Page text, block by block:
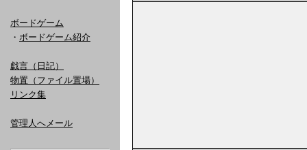
ボードゲーム
・ ボードゲーム紹介
戯言（日記）
物置（ファイル置場）
リンク集
管理人へメール